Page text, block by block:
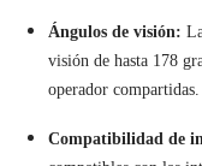
Ángulos de visión:
visión de hasta 178
operador compartidas.
Compatibilidad de